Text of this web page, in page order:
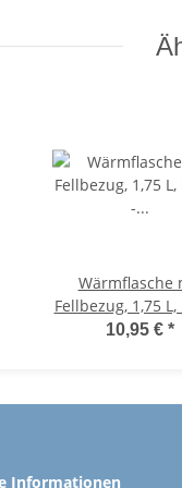
Wärmflasche
Fellbezug, 1,75 L,
- Bettflasche,
10,95 € *
Informationen